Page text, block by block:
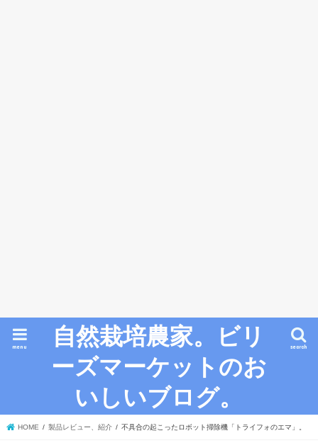
自然栽培農家。ビリ
ーズマーケットのお
いしいブログ。
search
menu
HOME 製品レビュー、紹介 不具合の起こったロボット掃除機「トライフォのエマ」。